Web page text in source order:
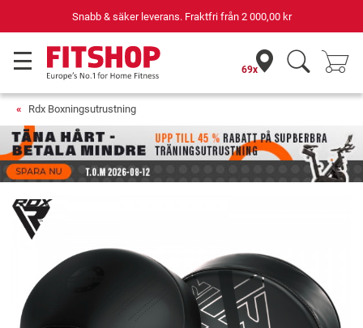
Snabb & säker leverans. Fraktfri från 2 000,00 kr
69x
Rdx Boxningsutrustning